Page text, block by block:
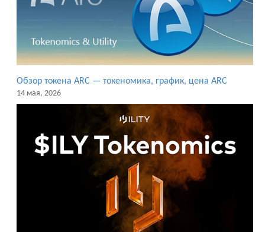
Обзор токена ARC — токеномика, график, цена ARC
14 мая, 2026